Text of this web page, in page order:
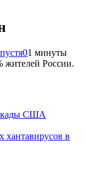
01 минуты
жителей России.
США
хантавирусов в